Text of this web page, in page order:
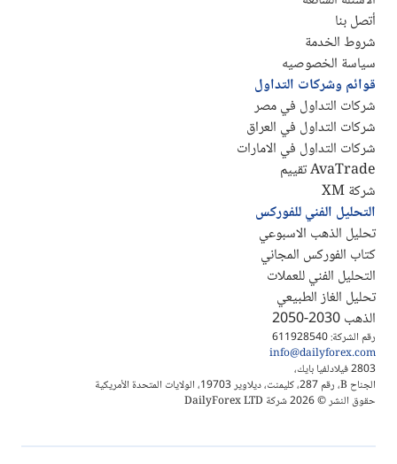
رقم الشركة: 611928540
info@dailyforex.com
2803 فيلادلفيا بايك،
الجناح B، رقم 287، كليمنت، ديلاوير 19703، الولايات المتحدة الأمريكية
حقوق النشر © 2026 شركة DailyForex LTD
أتصل بنا
شروط الخدمة
سياسة الخصوصيه
قوائم وشركات التداول
شركات التداول في مصر
شركات التداول في العراق
شركات التداول في الامارات
AvaTrade تقييم
شركة XM
التحليل الفني للفوركس
تحليل الذهب الاسبوعي
كتاب الفوركس المجاني
التحليل الفني للعملات
تحليل الغاز الطبيعي
الذهب 2030-2050